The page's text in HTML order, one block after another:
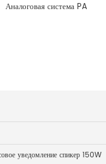
Аналоговая система PA
уведомление спикер 150W